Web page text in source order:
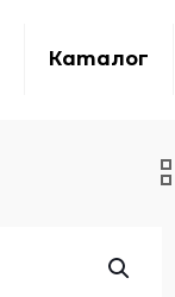
Каталог